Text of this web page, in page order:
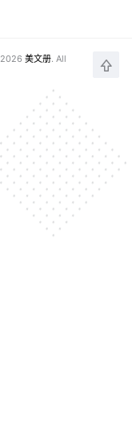
美文册. All